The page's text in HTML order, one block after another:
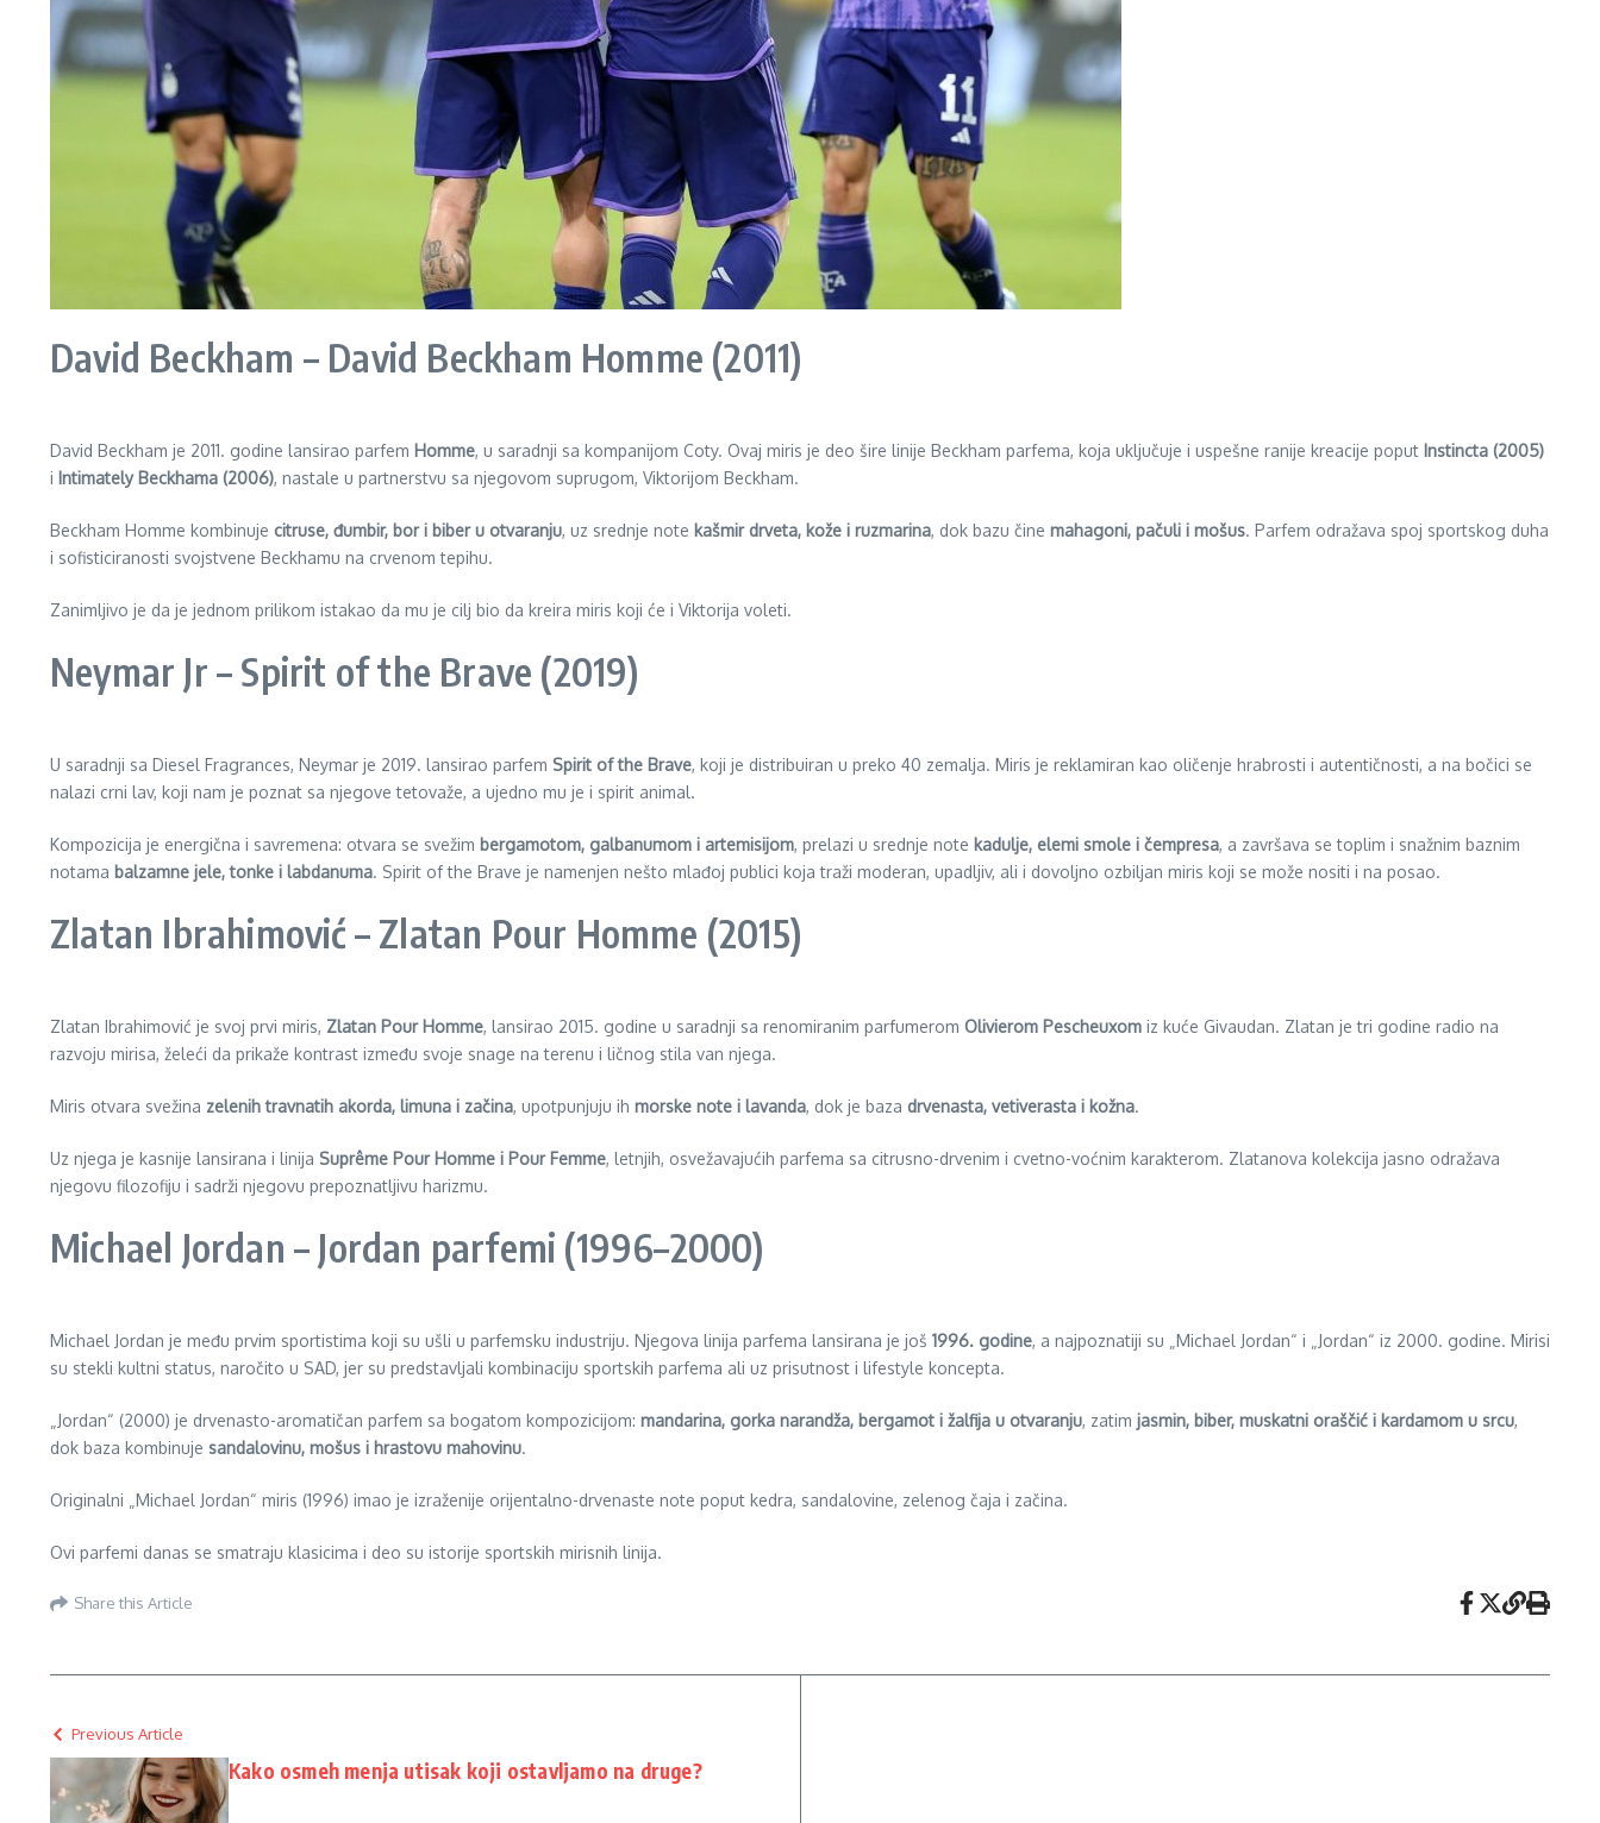
David Beckham – David Beckham Homme (2011)
David Beckham je 2011. godine lansirao parfem Homme, u saradnji sa kompanijom Coty. Ovaj miris je deo šire linije Beckham parfema, koja uključuje i uspešne ranije kreacije poput Instincta (2005)
i Intimately Beckhama (2006), nastale u partnerstvu sa njegovom suprugom, Viktorijom Beckham.
Beckham Homme kombinuje citruse, đumbir, bor i biber u otvaranju, uz srednje note kašmir drveta, kože i ruzmarina, dok bazu čine mahagoni, pačuli i mošus. Parfem odražava spoj sportskog duha
i sofisticiranosti svojstvene Beckhamu na crvenom tepihu.
Zanimljivo je da je jednom prilikom istakao da mu je cilj bio da kreira miris koji će i Viktorija voleti.
Neymar Jr – Spirit of the Brave (2019)
U saradnji sa Diesel Fragrances, Neymar je 2019. lansirao parfem Spirit of the Brave, koji je distribuiran u preko 40 zemalja. Miris je reklamiran kao oličenje hrabrosti i autentičnosti, a na bočici se
nalazi crni lav, koji nam je poznat sa njegove tetovaže, a ujedno mu je i spirit animal.
Kompozicija je energična i savremena: otvara se svežim bergamotom, galbanumom i artemisijom, prelazi u srednje note kadulje, elemi smole i čempresa, a završava se toplim i snažnim baznim
notama balzamne jele, tonke i labdanuma. Spirit of the Brave je namenjen nešto mlađoj publici koja traži moderan, upadljiv, ali i dovoljno ozbiljan miris koji se može nositi i na posao.
Zlatan Ibrahimović – Zlatan Pour Homme (2015)
Zlatan Ibrahimović je svoj prvi miris, Zlatan Pour Homme, lansirao 2015. godine u saradnji sa renomiranim parfumerom Olivierom Pescheuxom iz kuće Givaudan. Zlatan je tri godine radio na
razvoju mirisa, želeći da prikaže kontrast između svoje snage na terenu i ličnog stila van njega.
Miris otvara svežina zelenih travnatih akorda, limuna i začina, upotpunjuju ih morske note i lavanda, dok je baza drvenasta, vetiverasta i kožna.
Uz njega je kasnije lansirana i linija Suprême Pour Homme i Pour Femme, letnjih, osvežavajućih parfema sa citrusno-drvenim i cvetno-voćnim karakterom. Zlatanova kolekcija jasno odražava
njegovu filozofiju i sadrži njegovu prepoznatljivu harizmu.
Michael Jordan – Jordan parfemi (1996–2000)
Michael Jordan je među prvim sportistima koji su ušli u parfemsku industriju. Njegova linija parfema lansirana je još 1996. godine, a najpoznatiji su „Michael Jordan“ i „Jordan“ iz 2000. godine. Mirisi
su stekli kultni status, naročito u SAD, jer su predstavljali kombinaciju sportskih parfema ali uz prisutnost i lifestyle koncepta.
„Jordan“ (2000) je drvenasto-aromatičan parfem sa bogatom kompozicijom: mandarina, gorka narandža, bergamot i žalfija u otvaranju, zatim jasmin, biber, muskatni oraščić i kardamom u srcu,
dok baza kombinuje sandalovinu, mošus i hrastovu mahovinu.
Originalni „Michael Jordan“ miris (1996) imao je izraženije orijentalno-drvenaste note poput kedra, sandalovine, zelenog čaja i začina.
Ovi parfemi danas se smatraju klasicima i deo su istorije sportskih mirisnih linija.
Share this Article
Previous Article
Kako osmeh menja utisak koji ostavljamo na druge?